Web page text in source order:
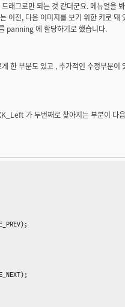
래그로만 되는 것 같더군요. 메뉴얼을
이전, 다음 이미지를 보기 위한 키로 돼
panning 에 할당하기로 했습니다.
한 부분도 있고 , 추가적인 수정부분이
가 두번째로 찾아지는 부분이 다음